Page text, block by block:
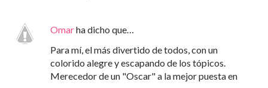
Omarha dicho que…
Para mí, el más divertido de todos, con un
colorido alegre y escapando de los tópicos.
Merecedor de un "Oscar" a la mejor puesta en